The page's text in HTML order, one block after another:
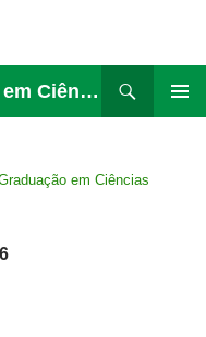
Programa de Pós Graduação em Ciências Biológicas
para
em Ciências